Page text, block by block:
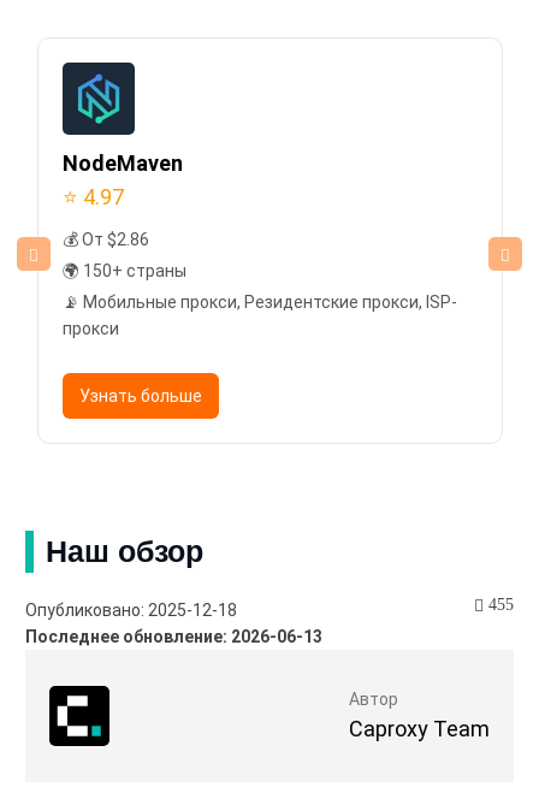
NodeMaven
⭐ 4.97
💰 От $2.86
🌍 150+ страны
📡 Мобильные прокси, Резидентские прокси, ISP-
прокси
Узнать больше
Наш обзор
Автор
Caproxy Team
Опубликовано: 2025-12-18
Последнее обновление: 2026-06-13
455